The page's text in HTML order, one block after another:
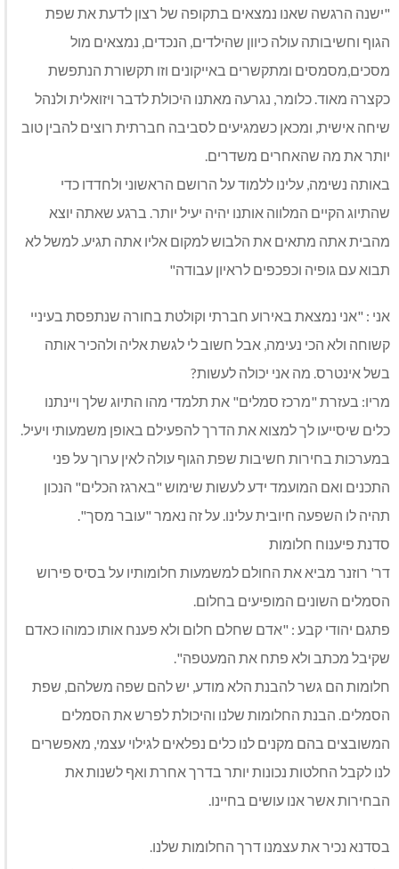
"ישנה הרגשה שאנו נמצאים בתקופה של רצון לדעת את שפת
הגוף וחשיבותה עולה כיוון שהילדים, הנכדים, נמצאים מול
מסכים,מסמסים ומתקשרים באייקונים וזו תקשורת הנתפשת
כקצרה מאוד. כלומר, נגרעה מאתנו היכולת לדבר ויזואלית ולנהל
שיחה אישית, ומכאן כשמגיעים לסביבה חברתית רוצים להבין טוב
יותר את מה שהאחרים משדרים.
באותה נשימה, עלינו ללמוד על הרושם הראשוני ולחדדו כדי
שהתיוג הקיים המלווה אותנו יהיה יעיל יותר. ברגע שאתה יוצא
מהבית אתה מתאים את הלבוש למקום אליו אתה תגיע. למשל לא
תבוא עם גופיה וכפכפים לראיון עבודה"
אני : "אני נמצאת באירוע חברתי וקולטת בחורה שנתפסת בעיניי
קשוחה ולא הכי נעימה, אבל חשוב לי לגשת אליה ולהכיר אותה
בשל אינטרס. מה אני יכולה לעשות?
מריו: בעזרת "מרכז סמלים" את תלמדי מהו התיוג שלך ויינתנו
כלים שיסייעו לך למצוא את הדרך להפעילם באופן משמעותי ויעיל.
במערכות בחירות חשיבות שפת הגוף עולה לאין ערוך על פני
התכנים ואם המועמד ידע לעשות שימוש "בארגז הכלים" הנכון
תהיה לו השפעה חיובית עלינו. על זה נאמר "עובר מסך".
סדנת פיענוח חלומות
דר' רוזנר מביא את החולם למשמעות חלומותיו על בסיס פירוש
הסמלים השונים המופיעים בחלום.
פתגם יהודי קבע : "אדם שחלם חלום ולא פענח אותו כמוהו כאדם
שקיבל מכתב ולא פתח את המעטפה".
חלומות הם גשר להבנת הלא מודע, יש להם שפה משלהם, שפת
הסמלים. הבנת החלומות שלנו והיכולת לפרש את הסמלים
המשובצים בהם מקנים לנו כלים נפלאים לגילוי עצמי, מאפשרים
לנו לקבל החלטות נכונות יותר בדרך אחרת ואף לשנות את
הבחירות אשר אנו עושים בחיינו.
בסדנא נכיר את עצמנו דרך החלומות שלנו.